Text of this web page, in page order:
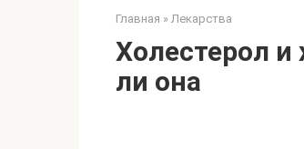
Главная » Лекарства
Холестерол и
ли она